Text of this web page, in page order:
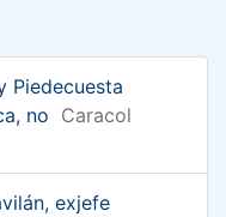
Piedecuesta
no
Caracol
exjefe